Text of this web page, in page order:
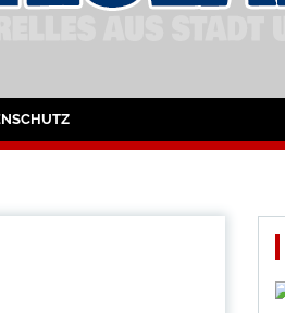
und Husum